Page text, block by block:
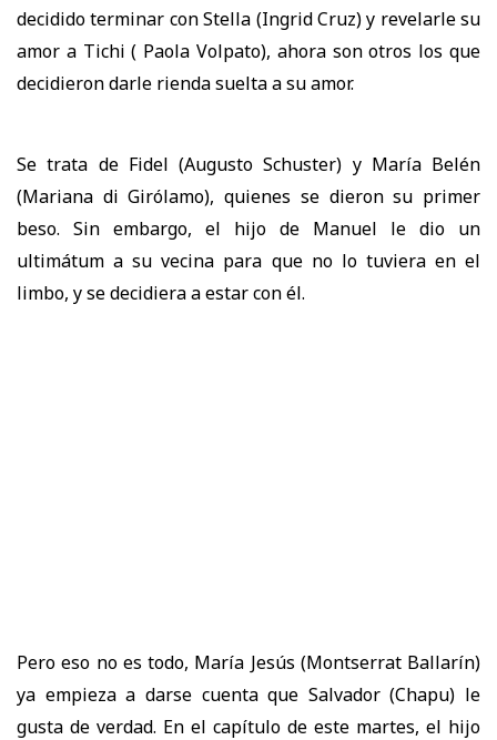
decidido terminar con Stella (Ingrid Cruz) y revelarle su
amor a Tichi ( Paola Volpato), ahora son otros los que
decidieron darle rienda suelta a su amor.
Se trata de Fidel (Augusto Schuster) y María Belén
(Mariana di Girólamo), quienes se dieron su primer
beso. Sin embargo, el hijo de Manuel le dio un
ultimátum a su vecina para que no lo tuviera en el
limbo, y se decidiera a estar con él.
Pero eso no es todo, María Jesús (Montserrat Ballarín)
ya empieza a darse cuenta que Salvador (Chapu) le
gusta de verdad. En el capítulo de este martes, el hijo